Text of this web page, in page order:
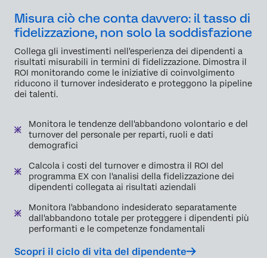
Misura ciò che conta davvero: il tasso di
fidelizzazione, non solo la soddisfazione
Collega gli investimenti nell'esperienza dei dipendenti a
risultati misurabili in termini di fidelizzazione. Dimostra il
ROI monitorando come le iniziative di coinvolgimento
riducono il turnover indesiderato e proteggono la pipeline
dei talenti.
Monitora le tendenze dell'abbandono volontario e del
turnover del personale per reparti, ruoli e dati
demografici
Calcola i costi del turnover e dimostra il ROI del
programma EX con l'analisi della fidelizzazione dei
dipendenti collegata ai risultati aziendali
Monitora l'abbandono indesiderato separatamente
dall'abbandono totale per proteggere i dipendenti più
performanti e le competenze fondamentali
Scopri il ciclo di vita del dipendente